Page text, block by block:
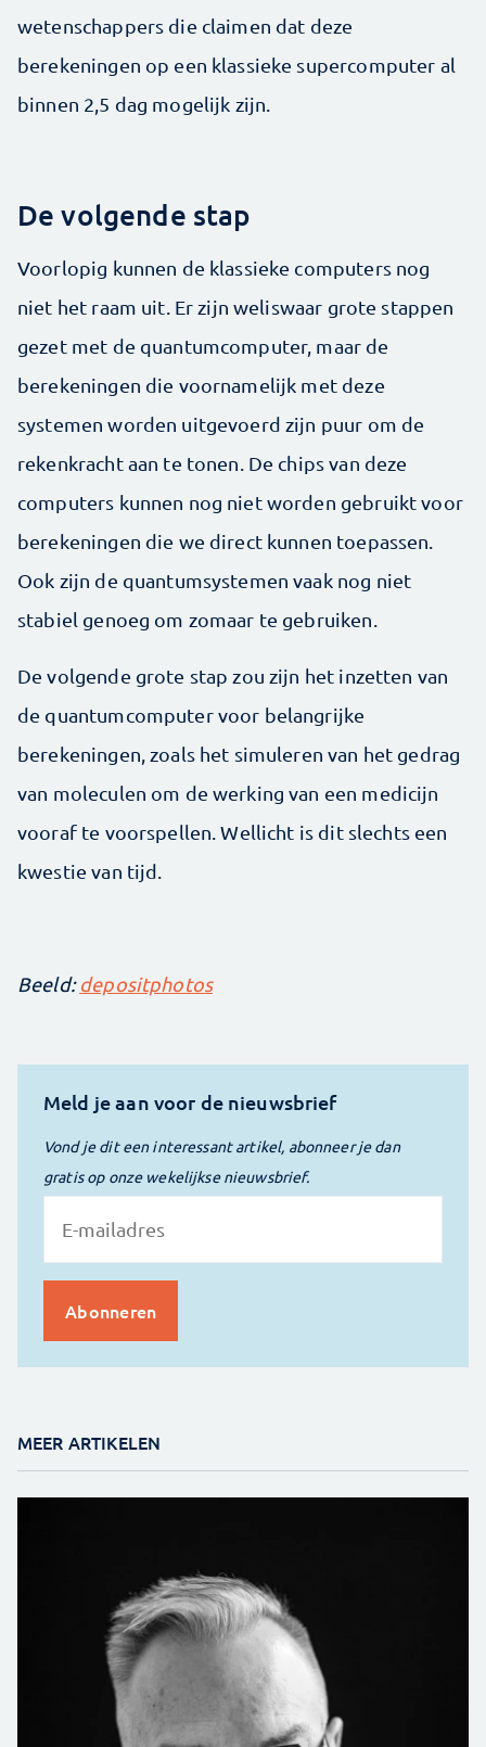
wetenschappers die claimen dat deze
berekeningen op een klassieke supercomputer al
binnen 2,5 dag mogelijk zijn.
De volgende stap
Voorlopig kunnen de klassieke computers nog
niet het raam uit. Er zijn weliswaar grote stappen
gezet met de quantumcomputer, maar de
berekeningen die voornamelijk met deze
systemen worden uitgevoerd zijn puur om de
rekenkracht aan te tonen. De chips van deze
computers kunnen nog niet worden gebruikt voor
berekeningen die we direct kunnen toepassen.
Ook zijn de quantumsystemen vaak nog niet
stabiel genoeg om zomaar te gebruiken.
De volgende grote stap zou zijn het inzetten van
de quantumcomputer voor belangrijke
berekeningen, zoals het simuleren van het gedrag
van moleculen om de werking van een medicijn
vooraf te voorspellen. Wellicht is dit slechts een
kwestie van tijd.
Beeld:depositphotos
Meld je aan voor de nieuwsbrief
Vond je dit een interessant artikel, abonneer je dan
gratis op onze wekelijkse nieuwsbrief.
MEER ARTIKELEN